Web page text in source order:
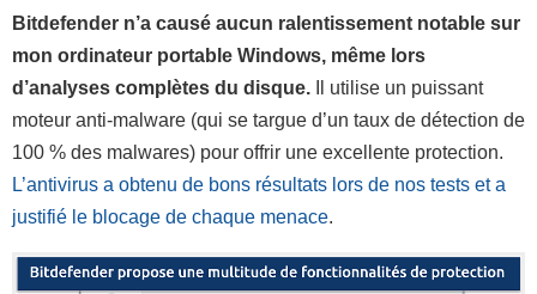
Bitdefender n’a causé aucun ralentissement notable sur
mon ordinateur portable Windows, même lors
d’analyses complètes du disque. Il utilise un puissant
moteur anti-malware (qui se targue d’un taux de détection de
100 % des malwares) pour offrir une excellente protection.
L’antivirus a obtenu de bons résultats lors de nos tests et a
justifié le blocage de chaque menace.